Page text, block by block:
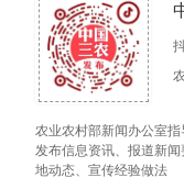
农业农村部新闻办公室指
发布信息资讯、报道新
地动态、宣传经验做法